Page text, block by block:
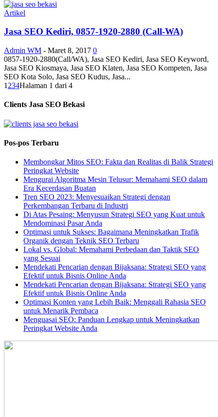
Artikel
Jasa SEO Kediri, 0857-1920-2880 (Call-WA)
Admin WM - Maret 8, 2017 0
0857-1920-2880(Call/WA), Jasa SEO Kediri, Jasa SEO Keyword,
Jasa SEO Kiosmaya, Jasa SEO Klaten, Jasa SEO Kompeten, Jasa
SEO Kota Solo, Jasa SEO Kudus, Jasa...
1 234Halaman 1 dari 4
Clients Jasa SEO Bekasi
Pos-pos Terbaru
Membongkar Mitos SEO: Fakta dan Realitas di Balik Strategi
Peringkat Website
Mengurai Algoritma Mesin Telusur: Memahami SEO dalam
Era Kecerdasan Buatan
Tren SEO 2023: Menyesuaikan Strategi dengan
Perkembangan Terbaru di Industri
Di Atas Pesaing: Menyusun Strategi SEO yang Kuat untuk
Mendominasi Pasar Anda
Optimasi untuk Sukses: Bagaimana Meningkatkan Trafik
Organik dengan Teknik SEO Terbaru
Lokal vs. Global: Memahami Perbedaan dan Taktik SEO
yang Sesuai
Mendekati Pencarian dengan Bijaksana: Strategi SEO yang
Efektif untuk Bisnis Online Anda
Mendekati Pencarian dengan Bijaksana: Strategi SEO yang
Efektif untuk Bisnis Online Anda
Optimasi Konten yang Lebih Baik: Menggali Rahasia SEO
untuk Menarik Pembaca
Menguasai SEO: Panduan Lengkap untuk Meningkatkan
Peringkat Website Anda